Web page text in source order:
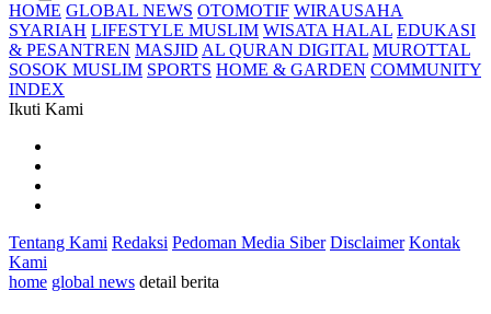
HOME GLOBAL NEWS OTOMOTIF WIRAUSAHA
SYARIAH LIFESTYLE MUSLIM WISATA HALAL EDUKASI
& PESANTREN MASJID AL QURAN DIGITAL MUROTTAL
SOSOK MUSLIM SPORTS HOME & GARDEN COMMUNITY
INDEX
Ikuti Kami
Tentang Kami Redaksi Pedoman Media Siber Disclaimer Kontak
Kami
home global news detail berita